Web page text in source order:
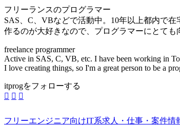
フリーランスのプログラマー
SAS、C、VBなどで活動中。10年以上都内で在
作るのが大好きなので、プログラマーにとても
freelance programmer
Active in SAS, C, VB, etc. I have been working in
I love creating things, so I'm a great person to be a
itprogをフォローする
フリーエンジニア向けIT系求人・仕事・案件情